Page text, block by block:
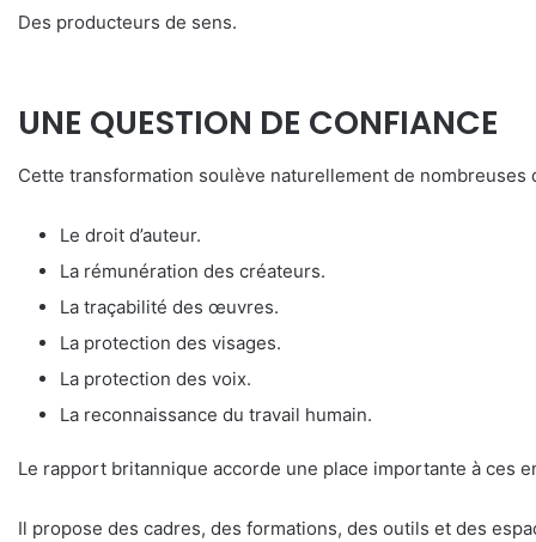
Des producteurs de sens.
UNE QUESTION DE CONFIANCE
Cette transformation soulève naturellement de nombreuses
Le droit d’auteur.
La rémunération des créateurs.
La traçabilité des œuvres.
La protection des visages.
La protection des voix.
La reconnaissance du travail humain.
Le rapport britannique accorde une place importante à ces
Il propose des cadres, des formations, des outils et des